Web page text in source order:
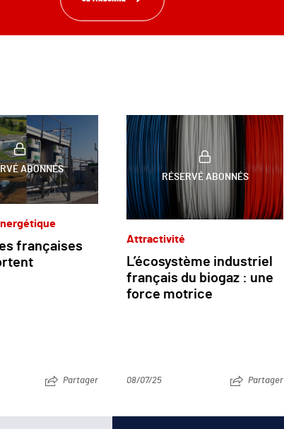
ABONNÉS
françaises
Partager
RÉSERVÉ ABONNÉS
Attractivité
L’écosystème industriel
français du biogaz : une
force motrice
08/07/25 Partager